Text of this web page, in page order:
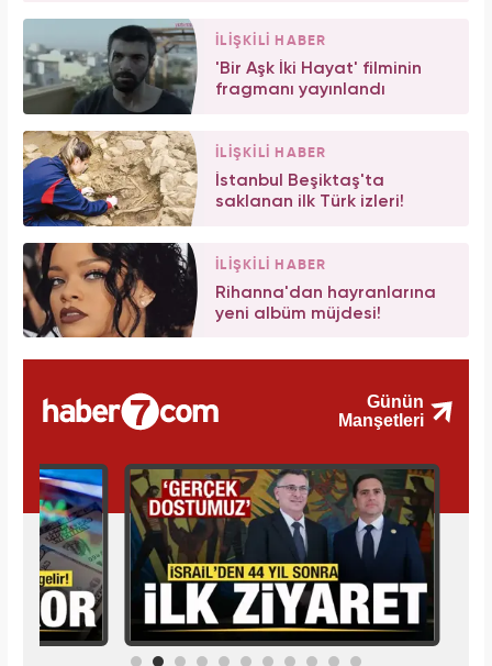
İLİŞKİLİ HABER
'Bir Aşk İki Hayat' filminin
fragmanı yayınlandı
İLİŞKİLİ HABER
İstanbul Beşiktaş'ta
saklanan ilk Türk izleri!
İLİŞKİLİ HABER
Rihanna'dan hayranlarına
yeni albüm müjdesi!